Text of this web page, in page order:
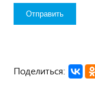
Поделиться: